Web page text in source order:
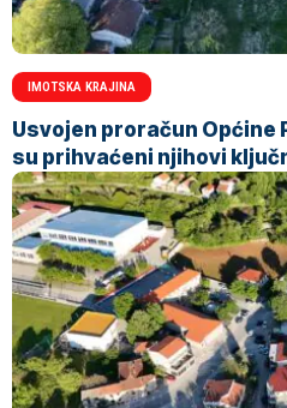
IMOTSKA KRAJINA
Usvojen proračun Općine
su prihvaćeni njihovi